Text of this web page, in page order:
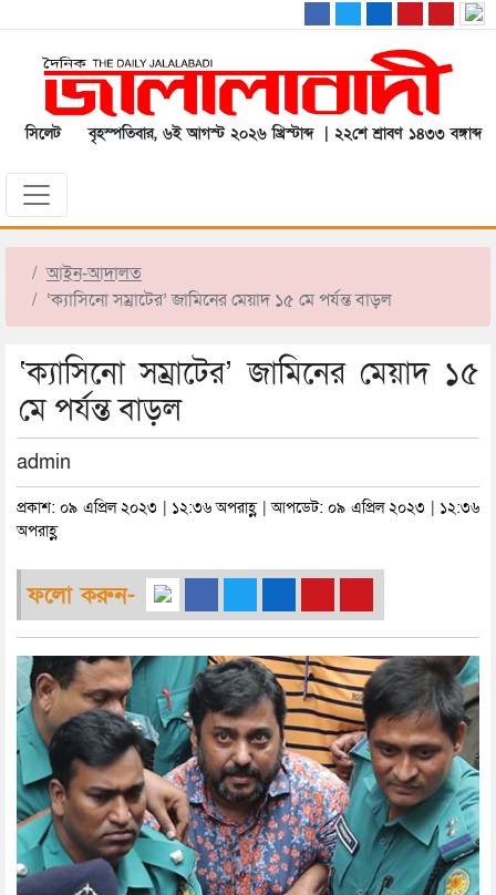
সিলেট বৃহস্পতিবার, ৬ই আগস্ট ২০২৬ খ্রিস্টাব্দ | ২২শে শ্রাবণ ১৪৩৩ বঙ্গাব্দ
আইন-আদালত
‘ক্যাসিনো সম্রাটের’ জামিনের মেয়াদ ১৫ মে পর্যন্ত বাড়ল
‘ক্যাসিনো সম্রাটের’ জামিনের মেয়াদ ১৫
মে পর্যন্ত বাড়ল
admin
প্রকাশ: ০৯ এপ্রিল ২০২৩ | ১২:৩৬ অপরাহ্ণ | আপডেট: ০৯ এপ্রিল ২০২৩ | ১২:৩৬
অপরাহ্ণ
ফলো করুন-